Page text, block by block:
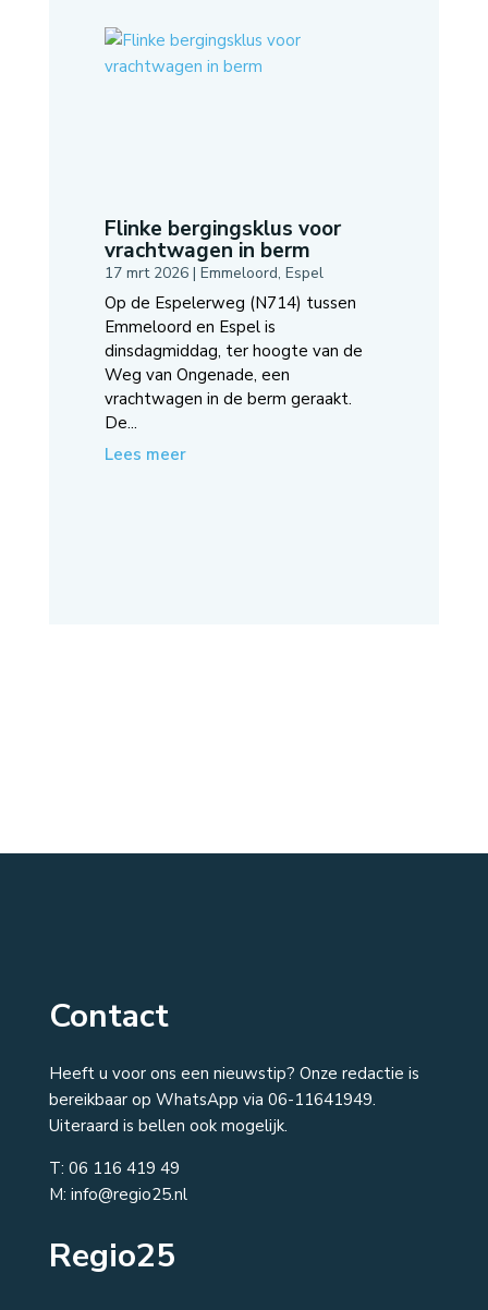
Flinke bergingsklus voor
vrachtwagen in berm
17 mrt 2026| Emmeloord, Espel
Op de Espelerweg (N714) tussen
Emmeloord en Espel is
dinsdagmiddag, ter hoogte van de
Weg van Ongenade, een
vrachtwagen in de berm geraakt.
De...
Lees meer
Contact
Heeft u voor ons een nieuwstip? Onze redactie is
bereikbaar op WhatsApp via 06-11641949.
Uiteraard is bellen ook mogelijk.
T: 06 116 419 49
M: info@regio25.nl
Regio25